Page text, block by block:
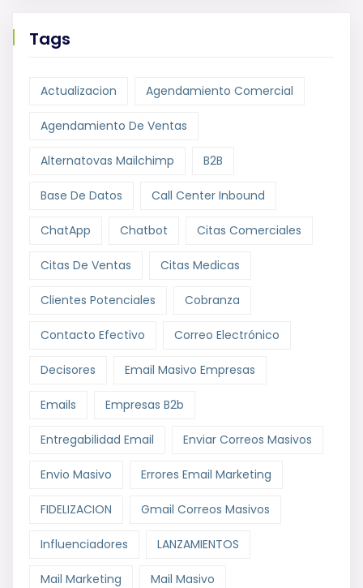
Tags
Actualizacion Agendamiento Comercial
Agendamiento De Ventas
Alternatovas Mailchimp B2B
Base De Datos Call Center Inbound
ChatApp Chatbot Citas Comerciales
Citas De Ventas Citas Medicas
Clientes Potenciales Cobranza
Contacto Efectivo Correo Electrónico
Decisores Email Masivo Empresas
Emails Empresas B2b
Entregabilidad Email Enviar Correos Masivos
Envio Masivo Errores Email Marketing
FIDELIZACION Gmail Correos Masivos
Influenciadores LANZAMIENTOS
Mail Marketing Mail Masivo